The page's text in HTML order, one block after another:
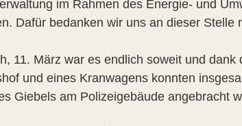
im Rahmen des Energie- und
Dafür bedanken wir uns an dieser Stelle
11. März war es endlich soweit und
und eines Kranwagens konnten
Giebels am Polizeigebäude angebracht